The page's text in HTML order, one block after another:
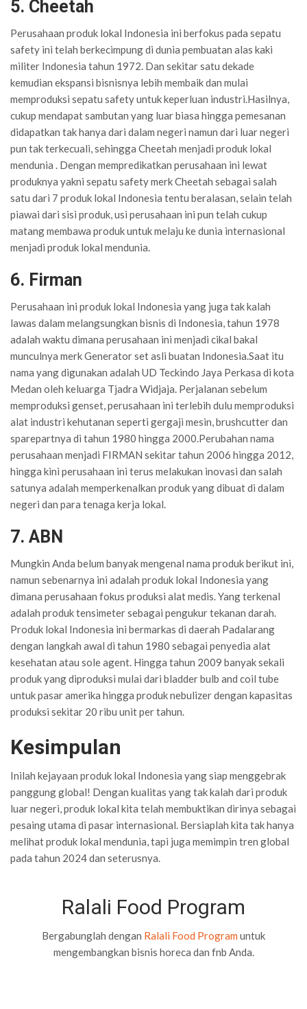
5. Cheetah
Perusahaan produk lokal Indonesia ini berfokus pada sepatu
safety ini telah berkecimpung di dunia pembuatan alas kaki
militer Indonesia tahun 1972. Dan sekitar satu dekade
kemudian ekspansi bisnisnya lebih membaik dan mulai
memproduksi sepatu safety untuk keperluan industri.Hasilnya,
cukup mendapat sambutan yang luar biasa hingga pemesanan
didapatkan tak hanya dari dalam negeri namun dari luar negeri
pun tak terkecuali, sehingga Cheetah menjadi produk lokal
mendunia . Dengan mempredikatkan perusahaan ini lewat
produknya yakni sepatu safety merk Cheetah sebagai salah
satu dari 7 produk lokal Indonesia tentu beralasan, selain telah
piawai dari sisi produk, usi perusahaan ini pun telah cukup
matang membawa produk untuk melaju ke dunia internasional
menjadi produk lokal mendunia.
6. Firman
Perusahaan ini produk lokal Indonesia yang juga tak kalah
lawas dalam melangsungkan bisnis di Indonesia, tahun 1978
adalah waktu dimana perusahaan ini menjadi cikal bakal
munculnya merk Generator set asli buatan Indonesia.Saat itu
nama yang digunakan adalah UD Teckindo Jaya Perkasa di kota
Medan oleh keluarga Tjadra Widjaja. Perjalanan sebelum
memproduksi genset, perusahaan ini terlebih dulu memproduksi
alat industri kehutanan seperti gergaji mesin, brushcutter dan
sparepartnya di tahun 1980 hingga 2000.Perubahan nama
perusahaan menjadi FIRMAN sekitar tahun 2006 hingga 2012,
hingga kini perusahaan ini terus melakukan inovasi dan salah
satunya adalah memperkenalkan produk yang dibuat di dalam
negeri dan para tenaga kerja lokal.
7. ABN
Mungkin Anda belum banyak mengenal nama produk berikut ini,
namun sebenarnya ini adalah produk lokal Indonesia yang
dimana perusahaan fokus produksi alat medis. Yang terkenal
adalah produk tensimeter sebagai pengukur tekanan darah.
Produk lokal Indonesia ini bermarkas di daerah Padalarang
dengan langkah awal di tahun 1980 sebagai penyedia alat
kesehatan atau sole agent. Hingga tahun 2009 banyak sekali
produk yang diproduksi mulai dari bladder bulb and coil tube
untuk pasar amerika hingga produk nebulizer dengan kapasitas
produksi sekitar 20 ribu unit per tahun.
Kesimpulan
Inilah kejayaan produk lokal Indonesia yang siap menggebrak
panggung global! Dengan kualitas yang tak kalah dari produk
luar negeri, produk lokal kita telah membuktikan dirinya sebagai
pesaing utama di pasar internasional. Bersiaplah kita tak hanya
melihat produk lokal mendunia, tapi juga memimpin tren global
pada tahun 2024 dan seterusnya.
Ralali Food Program
Bergabunglah dengan Ralali Food Program untuk
mengembangkan bisnis horeca dan fnb Anda.